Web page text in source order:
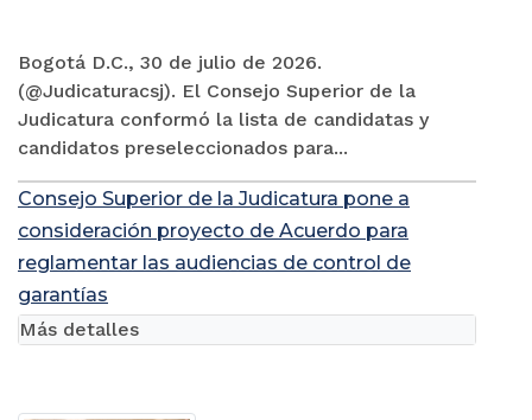
Bogotá D.C., 30 de julio de 2026.
(@Judicaturacsj). El Consejo Superior de la
Judicatura conformó la lista de candidatas y
candidatos preseleccionados para...
Consejo Superior de la Judicatura pone a
consideración proyecto de Acuerdo para
reglamentar las audiencias de control de
garantías
Más detalles